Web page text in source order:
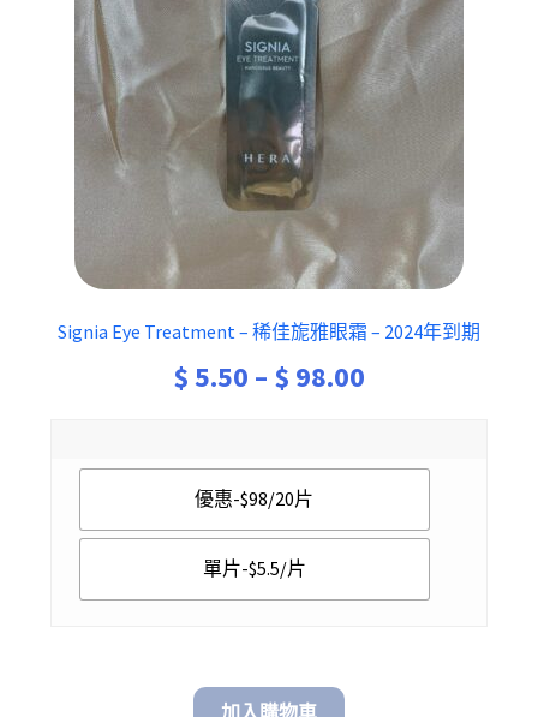
Signia Eye Treatment – 稀佳旎雅眼霜 – 2024年到期
$5.50 – $ 98.00
$ 5.50
優惠-$98/20片
單片-$5.5/片